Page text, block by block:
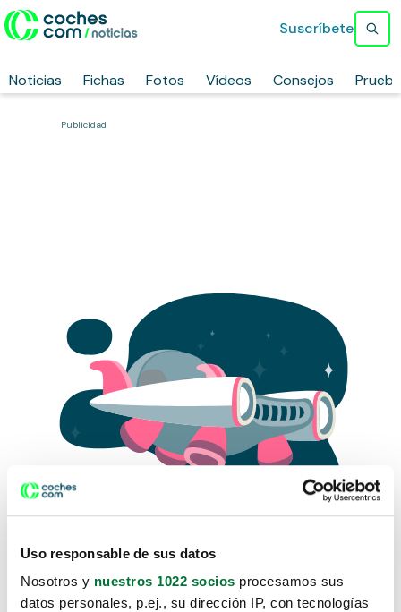
Uso responsable de sus datos
Nosotros y nuestros 1022 socios procesamos sus
datos personales, p.ej., su dirección IP, con tecnologías
Noticias Fichas Fotos Vídeos Consejos
Suscríbete
Publicidad